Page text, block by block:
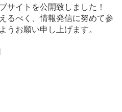
サイトを公開致しました！
るべく、情報発信に努めて参
うお願い申し上げます。